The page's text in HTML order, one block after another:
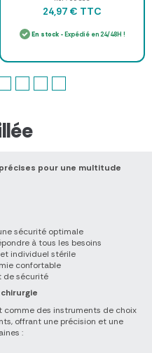
24,97 € TTC
En stock- Expédié en 24/48H !
pour une multitude
sécurité optimale
à tous les besoins
individuel stérile
confortable
de sécurité
comme des instruments de choix
offrant une précision et une
: